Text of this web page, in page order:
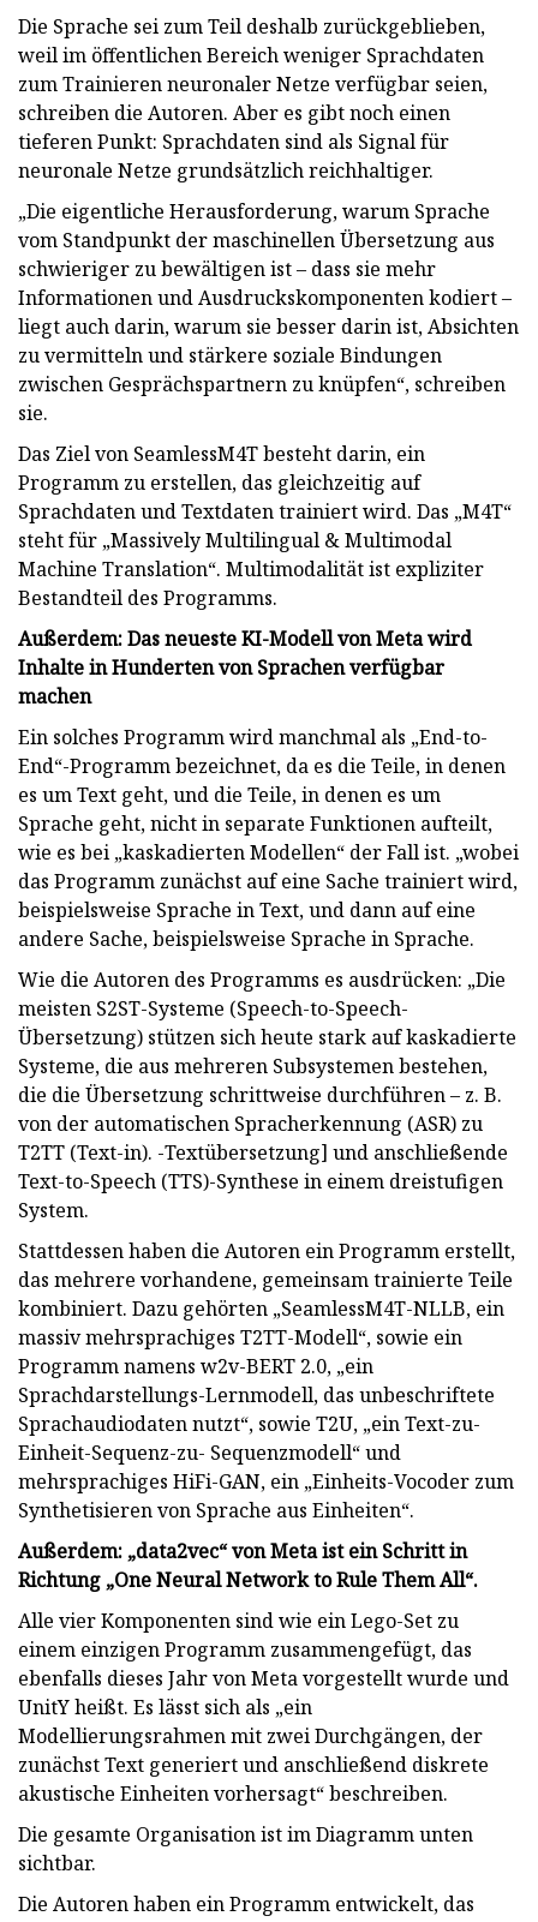
Die Sprache sei zum Teil deshalb zurückgeblieben,
weil im öffentlichen Bereich weniger Sprachdaten
zum Trainieren neuronaler Netze verfügbar seien,
schreiben die Autoren. Aber es gibt noch einen
tieferen Punkt: Sprachdaten sind als Signal für
neuronale Netze grundsätzlich reichhaltiger.
„Die eigentliche Herausforderung, warum Sprache
vom Standpunkt der maschinellen Übersetzung aus
schwieriger zu bewältigen ist – dass sie mehr
Informationen und Ausdruckskomponenten kodiert –
liegt auch darin, warum sie besser darin ist, Absichten
zu vermitteln und stärkere soziale Bindungen
zwischen Gesprächspartnern zu knüpfen“, schreiben
sie.
Das Ziel von SeamlessM4T besteht darin, ein
Programm zu erstellen, das gleichzeitig auf
Sprachdaten und Textdaten trainiert wird. Das „M4T“
steht für „Massively Multilingual & Multimodal
Machine Translation“. Multimodalität ist expliziter
Bestandteil des Programms.
Außerdem: Das neueste KI-Modell von Meta wird
Inhalte in Hunderten von Sprachen verfügbar
machen
Ein solches Programm wird manchmal als „End-to-
End“-Programm bezeichnet, da es die Teile, in denen
es um Text geht, und die Teile, in denen es um
Sprache geht, nicht in separate Funktionen aufteilt,
wie es bei „kaskadierten Modellen“ der Fall ist. „wobei
das Programm zunächst auf eine Sache trainiert wird,
beispielsweise Sprache in Text, und dann auf eine
andere Sache, beispielsweise Sprache in Sprache.
Wie die Autoren des Programms es ausdrücken: „Die
meisten S2ST-Systeme (Speech-to-Speech-
Übersetzung) stützen sich heute stark auf kaskadierte
Systeme, die aus mehreren Subsystemen bestehen,
die die Übersetzung schrittweise durchführen – z. B.
von der automatischen Spracherkennung (ASR) zu
T2TT (Text-in). -Textübersetzung] und anschließende
Text-to-Speech (TTS)-Synthese in einem dreistufigen
System.
Stattdessen haben die Autoren ein Programm erstellt,
das mehrere vorhandene, gemeinsam trainierte Teile
kombiniert. Dazu gehörten „SeamlessM4T-NLLB, ein
massiv mehrsprachiges T2TT-Modell“, sowie ein
Programm namens w2v-BERT 2.0, „ein
Sprachdarstellungs-Lernmodell, das unbeschriftete
Sprachaudiodaten nutzt“, sowie T2U, „ein Text-zu-
Einheit-Sequenz-zu- Sequenzmodell“ und
mehrsprachiges HiFi-GAN, ein „Einheits-Vocoder zum
Synthetisieren von Sprache aus Einheiten“.
Außerdem: „data2vec“ von Meta ist ein Schritt in
Richtung „One Neural Network to Rule Them All“.
Alle vier Komponenten sind wie ein Lego-Set zu
einem einzigen Programm zusammengefügt, das
ebenfalls dieses Jahr von Meta vorgestellt wurde und
UnitY heißt. Es lässt sich als „ein
Modellierungsrahmen mit zwei Durchgängen, der
zunächst Text generiert und anschließend diskrete
akustische Einheiten vorhersagt“ beschreiben.
Die gesamte Organisation ist im Diagramm unten
sichtbar.
Die Autoren haben ein Programm entwickelt, das